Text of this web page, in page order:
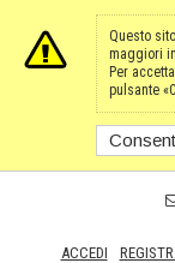
Questo
maggiori
Per
pulsante
ACCEDI